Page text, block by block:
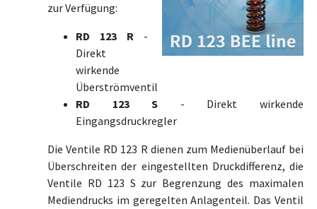
zur Verfügung:
RD 123 R -
Direkt
wirkende
Überströmventil
RD 123 S - Direkt wirkende
Eingangsdruckregler
Die Ventile RD 123 R dienen zum Medienüberlauf bei
Überschreiten der eingestellten Druckdifferenz, die
Ventile RD 123 S zur Begrenzung des maximalen
Mediendrucks im geregelten Anlagenteil. Das Ventil